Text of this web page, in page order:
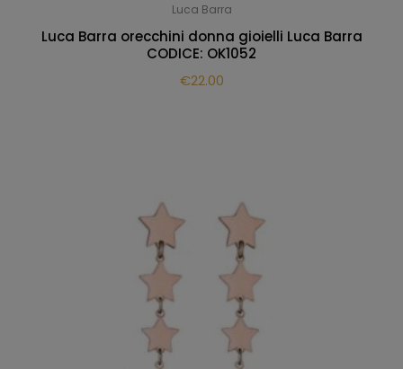
Luca Barra
Luca Barra orecchini donna gioielli Luca Barra
CODICE: OK1052
€22.00